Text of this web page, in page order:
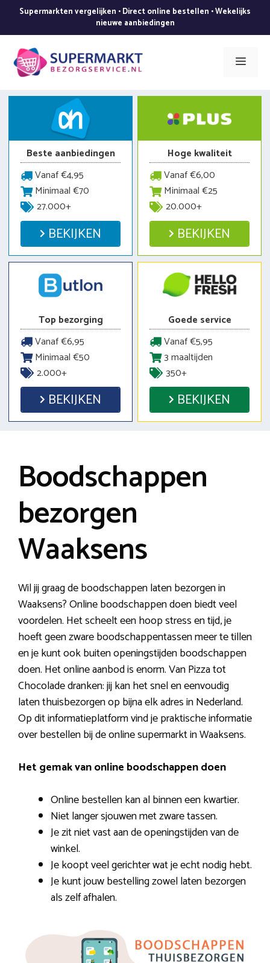
de
inhoud
Supermarkten vergelijken • Direct online bestellen • Wekelijks
nieuwe aanbiedingen
Menu
Beste aanbiedingen
Vanaf €4,95
Minimaal €70
27.000+
BEKIJKEN
Hoge kwaliteit
Vanaf €6,00
Minimaal €25
20.000+
BEKIJKEN
Top bezorging
Vanaf €6,95
Minimaal €50
2.000+
BEKIJKEN
Goede service
Vanaf €5,95
3 maaltijden
350+
BEKIJKEN
Boodschappen
bezorgen
Waaksens
Wil jij graag de boodschappen laten bezorgen in
Waaksens? Online boodschappen doen biedt veel
voordelen. Het scheelt een hoop stress en tijd, je
hoeft geen zware boodschappentassen meer te tillen
en je kunt ook buiten openingstijden boodschappen
doen. Het online aanbod is enorm. Van Pizza tot
Chocolade dranken: jij kan het snel en eenvoudig
laten thuisbezorgen op bijna elk adres in Nederland.
Op dit informatieplatform vind je praktische informatie
over bestellen bij de online supermarkt in Waaksens.
Het gemak van online boodschappen doen
Online bestellen kan al binnen een kwartier.
Niet langer sjouwen met zware tassen.
Je zit niet vast aan de openingstijden van de
winkel.
Je koopt veel gerichter wat je echt nodig hebt.
Je kunt jouw bestelling zowel laten bezorgen
als zelf afhalen.